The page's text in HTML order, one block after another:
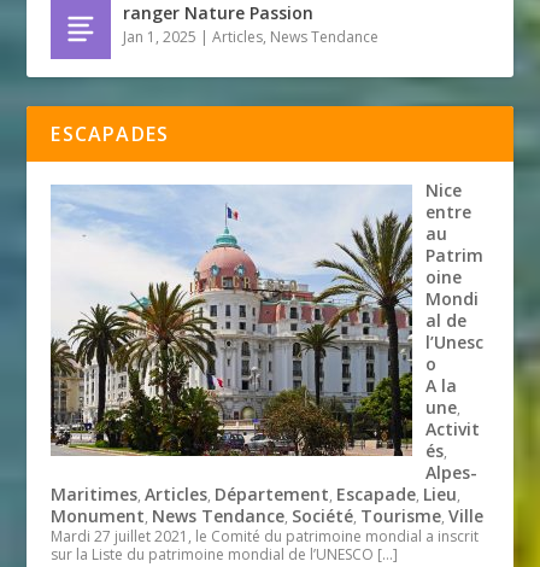
ranger Nature Passion
Jan 1, 2025 |Articles, News Tendance
ESCAPADES
Nice
entre
au
Patrim
oine
Mondi
al de
l’Unesc
o
A la
une,
Activit
és,
Alpes-
Maritimes,Articles, Département, Escapade, Lieu,
Monument, News Tendance, Société, Tourisme,Ville
Mardi 27 juillet 2021, le Comité du patrimoine mondial a inscrit
sur la Liste du patrimoine mondial de l’UNESCO […]